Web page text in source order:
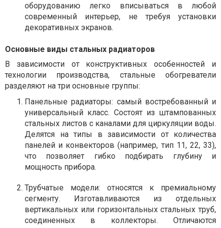
оборудованию легко вписываться в любой
современный интерьер, не требуя установки
декоративных экранов.
Основные виды стальных радиаторов
В зависимости от конструктивных особенностей и
технологии производства, стальные обогреватели
разделяют на три основные группы:
Панельные радиаторы: самый востребованный и
универсальный класс. Состоят из штампованных
стальных листов с каналами для циркуляции воды.
Делятся на типы в зависимости от количества
панелей и конвекторов (например, тип 11, 22, 33),
что позволяет гибко подбирать глубину и
мощность прибора.
Трубчатые модели: относятся к премиальному
сегменту. Изготавливаются из отдельных
вертикальных или горизонтальных стальных труб,
соединенных в коллекторы. Отличаются